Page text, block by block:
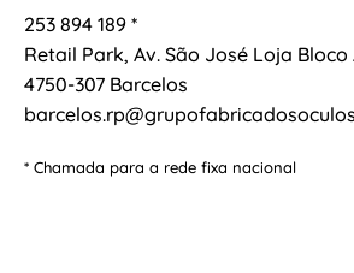
253 894 189 *
Retail Park, Av. São José Loja Bloco
4750-307 Barcelos
* Chamada para a rede fixa nacional